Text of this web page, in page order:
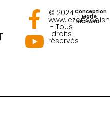
© 2024
- Tous
droits
réservés
Conception
: Marie
RICHARD